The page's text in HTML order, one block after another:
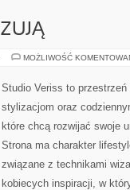
MOŻLIWOŚĆ
Studio Veriss to
stylizacjom oraz
które chcą rozwijać swoje
Strona ma charakter
związane z technikami
kobiecych inspiracji, w